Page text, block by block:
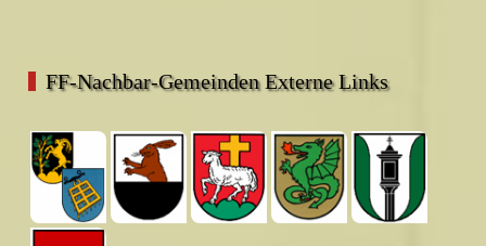
FF-Nachbar-Gemeinden Externe Links